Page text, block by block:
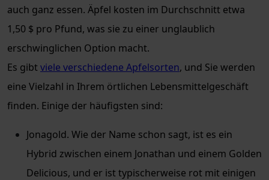
auch ganz essen. Äpfel kosten im Durchschnitt etwa
1,50 $ pro Pfund, was sie zu einer unglaublich
erschwinglichen Option macht.
Es gibtviele verschiedene Apfelsorten, und Sie werden
eine Vielzahl in Ihrem örtlichen Lebensmittelgeschäft
finden. Einige der häufigsten sind:
Jonagold. Wie der Name schon sagt, ist es ein
Hybrid zwischen einem Jonathan und einem Golden
Delicious, und er ist typischerweise rot mit einigen